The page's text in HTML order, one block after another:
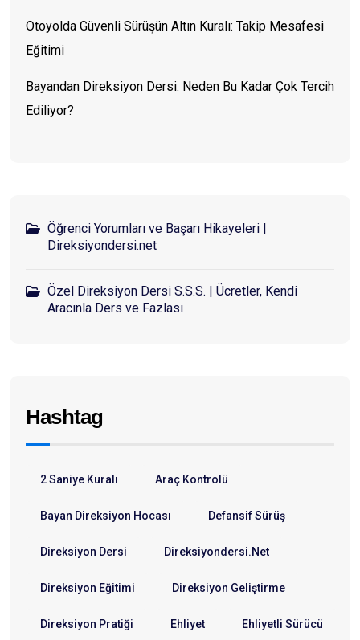
Otoyolda Güvenli Sürüşün Altın Kuralı: Takip Mesafesi
Eğitimi
Bayandan Direksiyon Dersi: Neden Bu Kadar Çok Tercih
Ediliyor?
Öğrenci Yorumları ve Başarı Hikayeleri |
Direksiyondersi.net
Özel Direksiyon Dersi S.S.S. | Ücretler, Kendi
Aracınla Ders ve Fazlası
Hashtag
2 Saniye Kuralı Araç Kontrolü
Bayan Direksiyon Hocası Defansif Sürüş
Direksiyon Dersi Direksiyondersi.net
Direksiyon Eğitimi Direksiyon Geliştirme
Direksiyon Pratiği Ehliyet Ehliyetli Sürücü